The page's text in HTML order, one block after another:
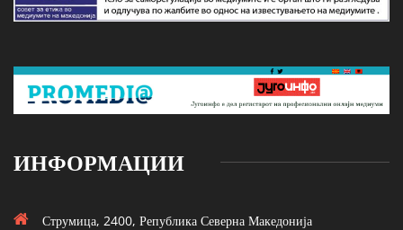
ИНФОРМАЦИИ
Струмица, 2400, Република Северна Македонија